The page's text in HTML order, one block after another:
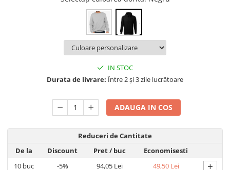
Betisoare cakesicles/inghetata
Etichete autocolante
Măști de protecție
Diagramă de creștere
Outlet-Echipamente personalizate
Plăcuțe mesaje
Nastere bebelusi
Mesaje de dragoste
Dragoste + Personalizare
Vrei sa o ceri?
Evenimente
Valentines Day
IN STOC
Durata de livrare: Între 2 și 3 zile lucrătoare
ADAUGA IN COS
Reduceri de Cantitate
De la
Discount Pret/ buc
Economisesti
10buc -5% 94,05 Lei 49,50 Lei +